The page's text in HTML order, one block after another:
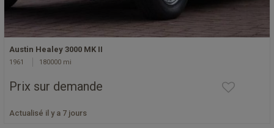
Austin Healey 3000 MK II
1961 180000 mi
Prix sur demande
Actualisé il y a 7 jours